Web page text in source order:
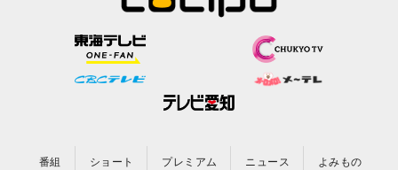
番組 ショート プレミアム ニュース よみもの